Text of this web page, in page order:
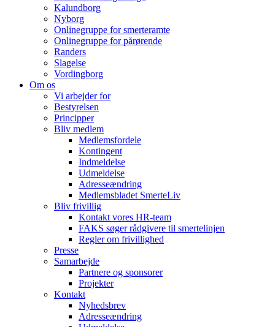
Kalundborg
Nyborg
Onlinegruppe for smerteramte
Onlinegruppe for pårørende
Randers
Slagelse
Vordingborg
Om os
Vi arbejder for
Bestyrelsen
Principper
Bliv medlem
Medlemsfordele
Kontingent
Indmeldelse
Udmeldelse
Adresseændring
Medlemsbladet SmerteLiv
Bliv frivillig
Kontakt vores HR-team
FAKS søger rådgivere til smertelinjen
Regler om frivillighed
Presse
Samarbejde
Partnere og sponsorer
Projekter
Kontakt
Nyhedsbrev
Adresseændring